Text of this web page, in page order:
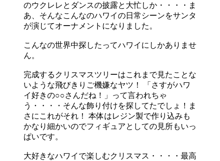
のウクレレとダンスの披露と大忙しか・・・・ま
あ、そんなこんなのハワイの日常シーンをサンタ
が演じてオーナメントになりました。
こんなの世界中探したってハワイにしかありませ
ん。
完成するクリスマスツリーはこれまで見たことな
いような飛びきりご機嫌なヤツ！ 「さすがハワ
イ好きの○○さんだね！」って言われちゃ
う・・・・そんな飾り付けを探してたでしょ！ま
さにこれがそれ！ 本体はレジン製で作り込みも
かなり細かいのでフィギュアとしての見所もいっ
ぱいです。
大好きなハワイで楽しむクリスマス・・・・最高